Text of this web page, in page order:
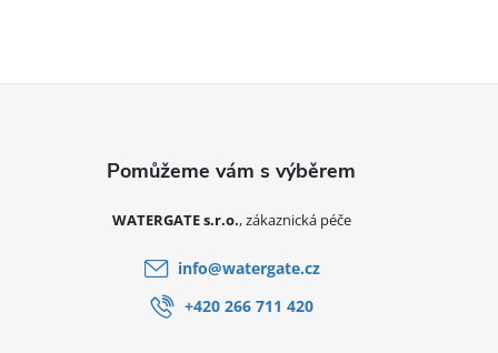
WATERGATE s.r.o.
info@watergate.cz
+420 266 711 420